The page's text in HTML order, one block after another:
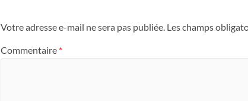
Votre adresse e-mail ne sera pas publiée. Les champs
Commentaire *